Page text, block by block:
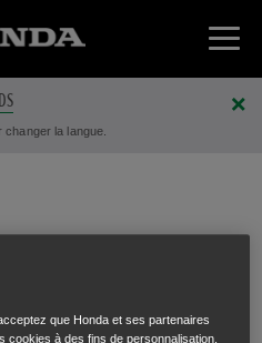
changer la langue.
que Honda et ses partenaires
cookies à des fins de personnalisation,